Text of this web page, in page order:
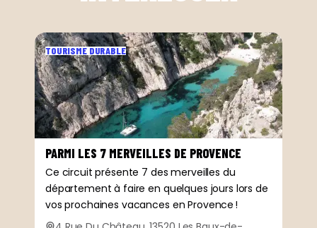
PARMI LES 7 MERVEILLES DE PROVENCE
TOURISME DURABLE
Ce circuit présente 7 des merveilles du
département à faire en quelques jours lors de
vos prochaines vacances en Provence !